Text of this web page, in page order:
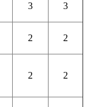
3 3
2 2
2 2